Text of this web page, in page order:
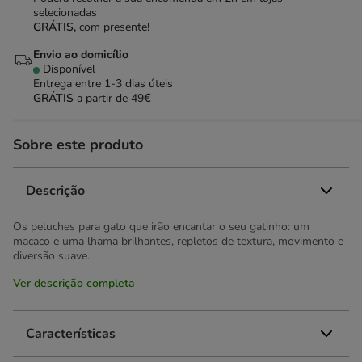
selecionadas
GRÁTIS, com presente!
Envio ao domicílio
Disponível
Entrega entre 1-3 dias úteis
GRÁTIS a partir de 49€
Sobre este produto
Descrição
Os peluches para gato que irão encantar o seu gatinho: um
macaco e uma lhama brilhantes, repletos de textura, movimento e
diversão suave.
Ver descrição completa
Características